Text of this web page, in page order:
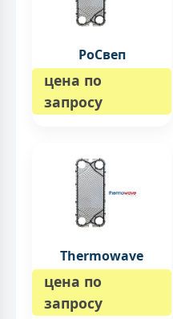
РоСвеп
цена по
запросу
Thermowave
цена по
запросу